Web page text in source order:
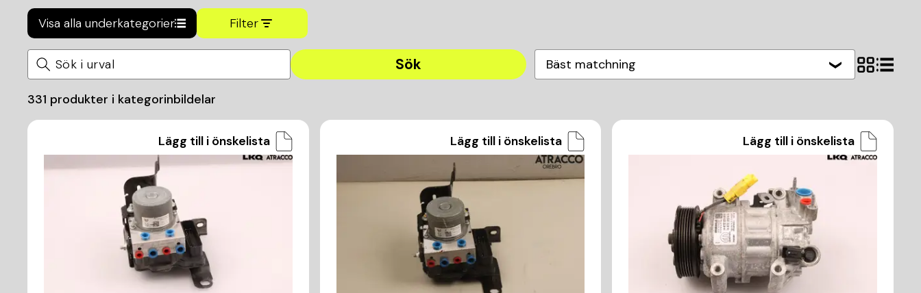
Visa alla underkategorier Filter
Sök Bäst matchning
331 produkter i kategorinbildelar
Lägg till i önskelista Lägg till i önskelista Lägg till i önskelista